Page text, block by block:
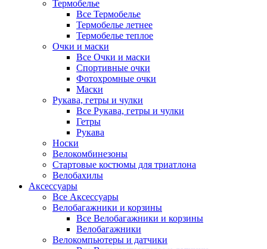
Термобелье
Все Термобелье
Термобелье летнее
Термобелье теплое
Очки и маски
Все Очки и маски
Спортивные очки
Фотохромные очки
Маски
Рукава, гетры и чулки
Все Рукава, гетры и чулки
Гетры
Рукава
Носки
Велокомбинезоны
Стартовые костюмы для триатлона
Велобахилы
Аксессуары
Все Аксессуары
Велобагажники и корзины
Все Велобагажники и корзины
Велобагажники
Велокомпьютеры и датчики